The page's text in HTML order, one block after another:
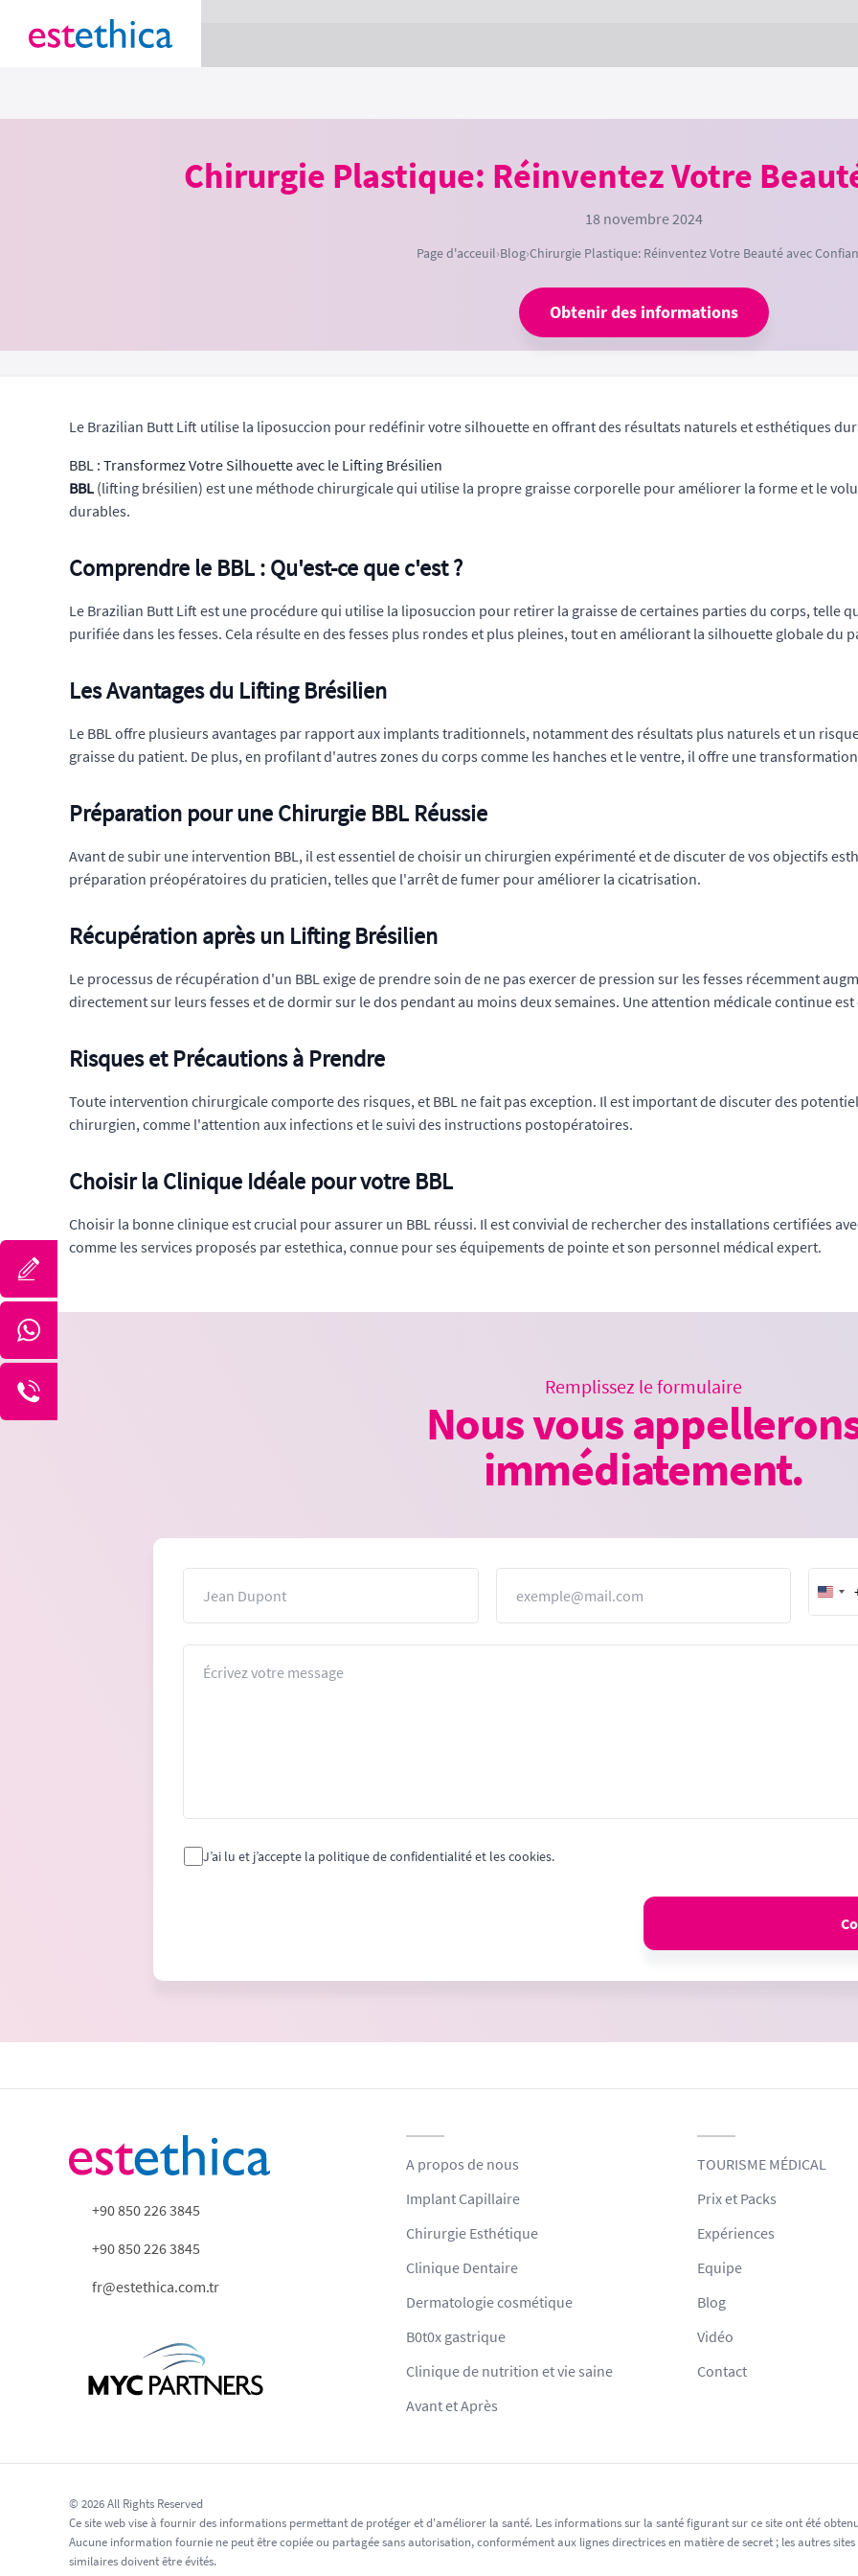
Chirurgie Plastique: Réinventez Votre
18 novembre 2024
Page d'acceuil›Blog›Chirurgie Plastique: Réinventez Votre Beauté avec
Obtenir des informations
Le Brazilian Butt Lift utilise la liposuccion pour redéfinir votre silhouette en offrant des résultats naturels et esthétiques
BBL : Transformez Votre Silhouette avec le Lifting Brésilien
BBL (lifting brésilien) est une méthode chirurgicale qui utilise la propre graisse corporelle pour améliorer la forme et le
durables.
Comprendre le BBL : Qu'est-ce que c'est ?
Le Brazilian Butt Lift est une procédure qui utilise la liposuccion pour retirer la graisse de certaines parties du corps, telle
purifiée dans les fesses. Cela résulte en des fesses plus rondes et plus pleines, tout en améliorant la silhouette globale du
Les Avantages du Lifting Brésilien
Le BBL offre plusieurs avantages par rapport aux implants traditionnels, notamment des résultats plus naturels et un
graisse du patient. De plus, en profilant d'autres zones du corps comme les hanches et le ventre, il offre une
Préparation pour une Chirurgie BBL Réussie
Avant de subir une intervention BBL, il est essentiel de choisir un chirurgien expérimenté et de discuter de vos objectifs
préparation préopératoires du praticien, telles que l'arrêt de fumer pour améliorer la cicatrisation.
Récupération après un Lifting Brésilien
Le processus de récupération d'un BBL exige de prendre soin de ne pas exercer de pression sur les fesses récemment
directement sur leurs fesses et de dormir sur le dos pendant au moins deux semaines. Une attention médicale continue
Risques et Précautions à Prendre
Toute intervention chirurgicale comporte des risques, et BBL ne fait pas exception. Il est important de discuter des
chirurgien, comme l'attention aux infections et le suivi des instructions postopératoires.
Choisir la Clinique Idéale pour votre BBL
Choisir la bonne clinique est crucial pour assurer un BBL réussi. Il est convivial de rechercher des installations certifiées
comme les services proposés par estethica, connue pour ses équipements de pointe et son personnel médical expert.
Remplissez le formulaire
Nous vous
immédiatement.
+1
J’ai lu et j’accepte la politique de confidentialité et les cookies.
+90 850 226 3845
+90 850 226 3845
fr@estethica.com.tr
A propos de nous
Implant Capillaire
Chirurgie Esthétique
Clinique Dentaire
Dermatologie cosmétique
B0t0x gastrique
Clinique de nutrition et vie saine
Avant et Après
TOURISME MÉDICAL
Prix et Packs
Expériences
Equipe
Blog
Vidéo
Contact
© 2026 All Rights Reserved
Ce site web vise à fournir des informations permettant de protéger et d'améliorer la santé. Les informations sur la santé figurant sur ce site ont été
Aucune information fournie ne peut être copiée ou partagée sans autorisation, conformément aux lignes directrices en matière de secret ; les autres
similaires doivent être évités.